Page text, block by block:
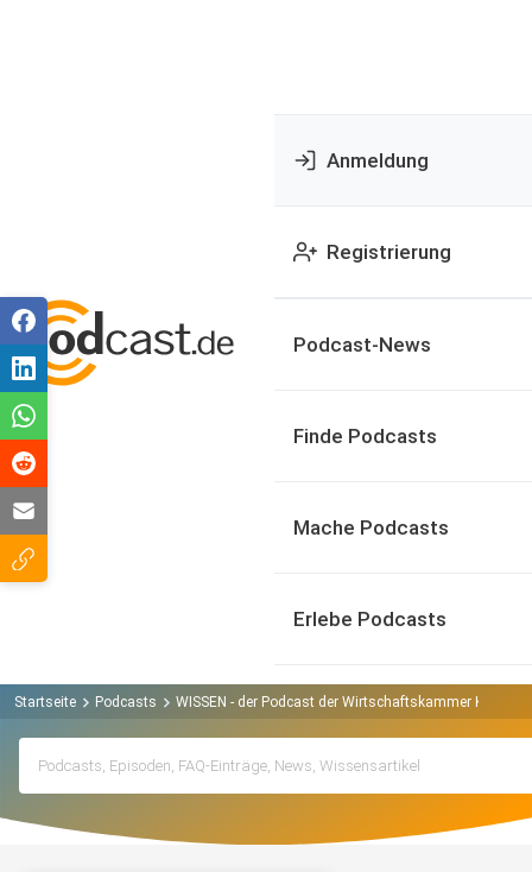
Anmeldung
Registrierung
Podcast-News
Finde Podcasts
Mache Podcasts
Erlebe Podcasts
Startseite Podcasts WISSEN - der Podcast der Wirtschaftskammer Kärnten